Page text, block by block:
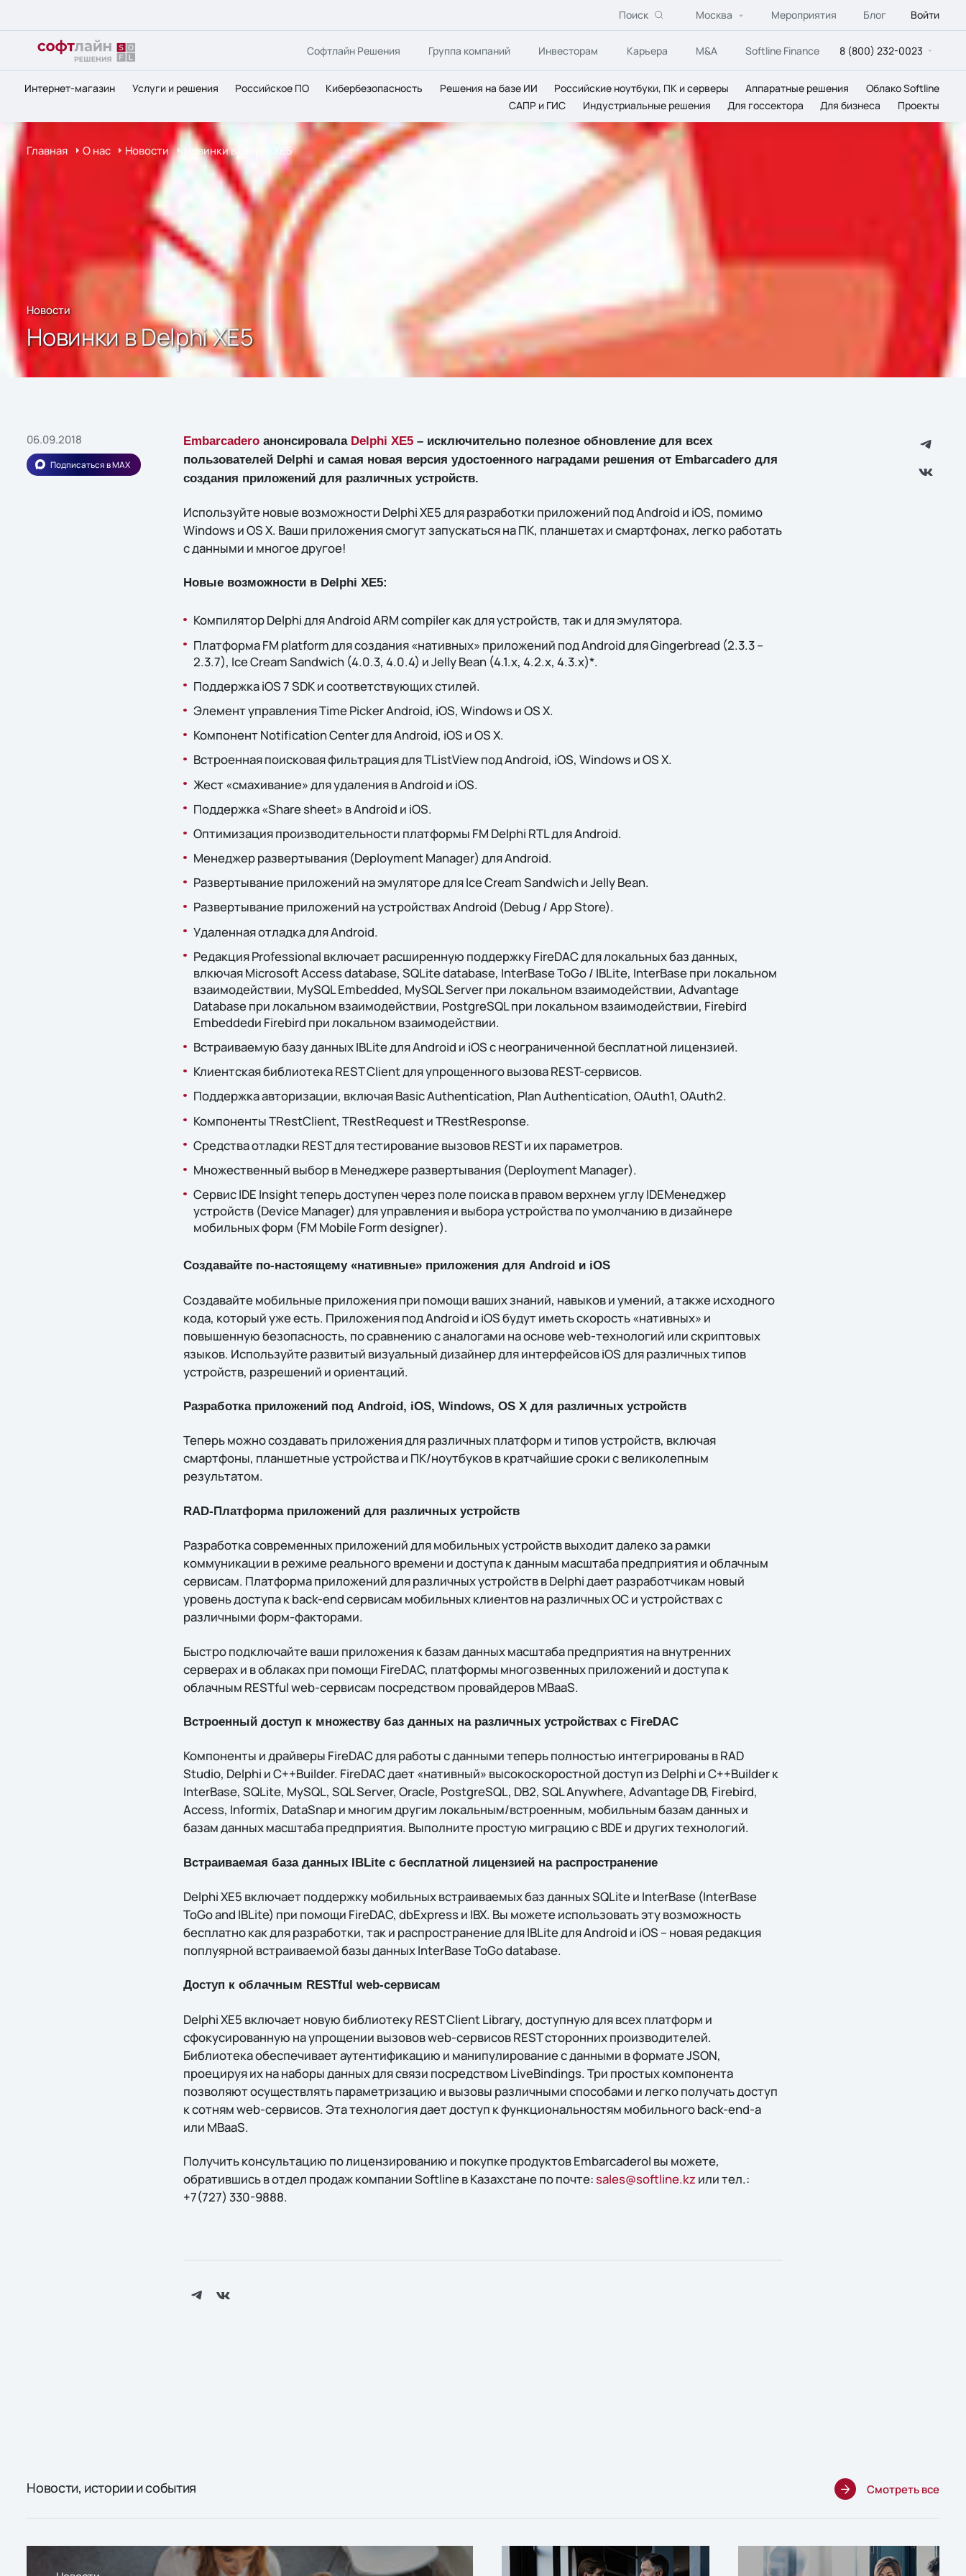
Поиск Москва Мероприятия Блог Войти
Софтлайн Решения Группа компаний Инвесторам Карьера M&A Softline Finance 8 (800) 232-0023
Интернет-магазин Услуги и решения Российское ПО Кибербезопасность Решения на базе ИИ Российские ноутбуки, ПК и серверы Аппаратные решения
Облако Softline
САПР и ГИС
Индустриальные решения Для госсектора Для бизнеса Проекты
Главная О нас Новости Новинки в Delphi XE5
Новости
Новинки в Delphi XE5
06.09.2018
Подписаться в MAX
Embarcaderoанонсировала Delphi XE5– исключительно полезное обновление для всех
пользователей Delphi и самая новая версия удостоенного наградами решения от Embarcadero для
создания приложений для различных устройств.
Используйте новые возможности Delphi XE5 для разработки приложений под Android и iOS, помимо
Windows и OS X. Ваши приложения смогут запускаться на ПК, планшетах и смартфонах, легко работать
с данными и многое другое!
Новые возможности в Delphi XE5:
Компилятор Delphi для Android ARM compiler как для устройств, так и для эмулятора.
Платформа FM platform для создания «нативных» приложений под Android для Gingerbread (2.3.3 –
2.3.7), Ice Cream Sandwich (4.0.3, 4.0.4) и Jelly Bean (4.1.x, 4.2.x, 4.3.x)*.
Поддержка iOS 7 SDK и соответствующих стилей.
Элемент управления Time Picker Android, iOS, Windows и OS X.
Компонент Notification Center для Android, iOS и OS X.
Встроенная поисковая фильтрация для TListView под Android, iOS, Windows и OS X.
Жест «смахивание» для удаления в Android и iOS.
Поддержка «Share sheet» в Android и iOS.
Оптимизация производительности платформы FM Delphi RTL для Android.
Менеджер развeртывания (Deployment Manager) для Android.
Развeртывание приложений на эмуляторе для Ice Cream Sandwich и Jelly Bean.
Развертывание приложений на устройствах Android (Debug / App Store).
Удалeнная отладка для Android.
Редакция Professional включает расширенную поддержку FireDAC для локальных баз данных,
влкючая Microsoft Access database, SQLite database, InterBase ToGo / IBLite, InterBase при локальном
взаимодействии, MySQL Embedded, MySQL Server при локальном взаимодействии, Advantage
Database при локальном взаимодействии, PostgreSQL при локальном взаимодействии, Firebird
Embeddedи Firebird при локальном взаимодействии.
Встраиваемую базу данных IBLite для Android и iOS с неограниченной бесплатной лицензией.
Клиентская библиотека REST Client для упрощенного вызова REST-сервисов.
Поддержка авторизации, включая Basic Authentication, Plan Authentication, OAuth1, OAuth2.
Компоненты TRestClient, TRestRequest и TRestResponse.
Средства отладки REST для тестирование вызовов REST и их параметров.
Множественный выбор в Менеджере развeртывания (Deployment Manager).
Сервис IDE Insight теперь доступен через поле поиска в правом верхнем углу IDEМенеджер
устройств (Device Manager) для управления и выбора устройства по умолчанию в дизайнере
мобильных форм (FM Mobile Form designer).
Создавайте по-настоящему «нативные» приложения для Android и iOS
Создавайте мобильные приложения при помощи ваших знаний, навыков и умений, а также исходного
кода, который уже есть. Приложения под Android и iOS будут иметь скорость «нативных» и
повышенную безопасность, по сравнению с аналогами на основе web-технологий или скриптовых
языков. Используйте развитый визуальный дизайнер для интерфейсов iOS для различных типов
устройств, разрешений и ориентаций.
Разработка приложений под Android, iOS, Windows, OS X для различных устройств
Теперь можно создавать приложения для различных платформ и типов устройств, включая
смартфоны, планшетные устройства и ПК/ноутбуков в кратчайшие сроки с великолепным
результатом.
RAD-Платформа приложений для различных устройств
Разработка современных приложений для мобильных устройств выходит далеко за рамки
коммуникации в режиме реального времени и доступа к данным масштаба предприятия и облачным
сервисам. Платформа приложений для различных устройств в Delphi даeт разработчикам новый
уровень доступа к back-end сервисам мобильных клиентов на различных ОС и устройствах с
различными форм-факторами.
Быстро подключайте ваши приложения к базам данных масштаба предприятия на внутренних
серверах и в облаках при помощи FireDAC, платформы многозвенных приложений и доступа к
облачным RESTful web-сервисам посредством провайдеров MBaaS.
Встроенный доступ к множеству баз данных на различных устройствах с FireDAC
Компоненты и драйверы FireDAC для работы с данными теперь полностью интегрированы в RAD
Studio, Delphi и C++Builder. FireDAC даeт «нативный» высокоскоростной доступ из Delphi и C++Builder к
InterBase, SQLite, MySQL, SQL Server, Oracle, PostgreSQL, DB2, SQL Anywhere, Advantage DB, Firebird,
Access, Informix, DataSnap и многим другим локальным/встроенным, мобильным базам данных и
базам данных масштаба предприятия. Выполните простую миграцию с BDE и других технологий.
Встраиваемая база данных IBLite с бесплатной лицензией на распространение
Delphi XE5 включает поддержку мобильных встраиваемых баз данных SQLite и InterBase (InterBase
ToGo and IBLite) при помощи FireDAC, dbExpress и IBX. Вы можете использовать эту возможность
бесплатно как для разработки, так и распространение для IBLite для Android и iOS – новая редакция
поплуярной встраиваемой базы данных InterBase ToGo database.
Доступ к облачным RESTful web-сервисам
Delphi XE5 включает новую библиотеку REST Client Library, доступную для всех платформ и
сфокусированную на упрощении вызовов web-сервисов REST сторонних производителей.
Библиотека обеспечивает аутентификацию и манипулирование с данными в формате JSON,
проецируя их на наборы данных для связи посредством LiveBindings. Три простых компонента
позволяют осуществлять параметризацию и вызовы различными способами и легко получать доступ
к сотням web-сервисов. Эта технология даeт доступ к функциональностям мобильного back-end-а
или MBaaS.
Получить конcультацию по лицензированию и покупке продуктов Embarcaderol вы можете,
обратившись в отдел продаж компании Softline в Казахстане по почте:sales@softline.kz или тел.:
+7(727) 330-9888.
Новости, истории и события Смотреть все